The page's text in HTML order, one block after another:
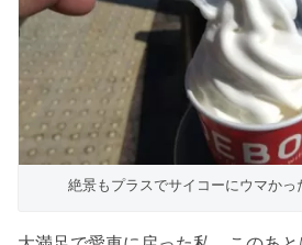
絶景もプラスでサイコーにウマかっ